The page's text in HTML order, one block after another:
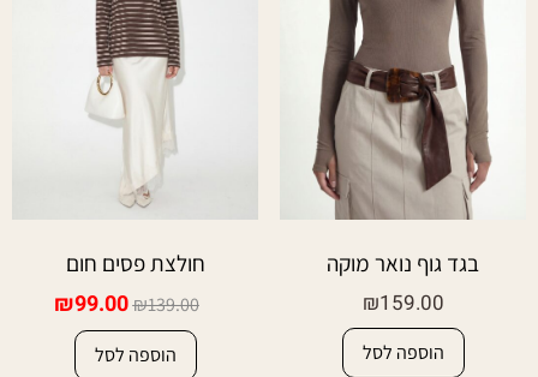
בגד גוף נואר מוקה
₪159.00
הוספה לסל
חולצת פסים חום
₪139.00
₪99.00
הוספה לסל